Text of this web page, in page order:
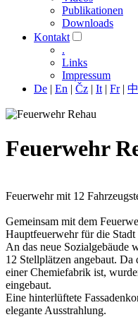
Publikationen
Downloads
Kontakt
.
Links
Impressum
De | En | Čz | It | Fr|
Feuerwehr
Feuerwehr mit 12
Gemeinsam mit dem
Hauptfeuerwehr für die Stadt
An das neue Sozialgebäude
12 Stellplätzen angebaut.
einer Chemiefabrik ist,
eingebaut.
Eine hinterlüftete
elegante Ausstrahlung.